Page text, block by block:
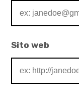
Sito web